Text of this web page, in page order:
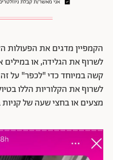
אני מאשר/ת קבלת
הקמפיין מדגים את הפעולות
לשרוף את הגלידה, או
קשה במיוחד כדי "לכפר" על
לשרוף את הקלוריות הללו
מצעים או בחצי שעה של